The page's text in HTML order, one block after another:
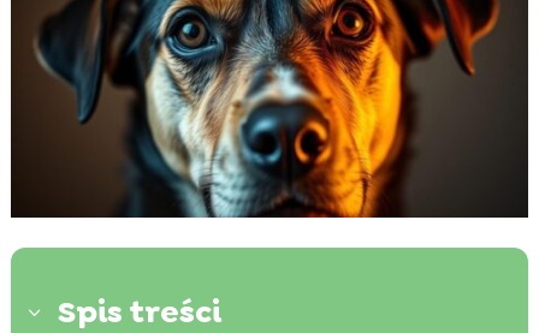
3 Spis treści